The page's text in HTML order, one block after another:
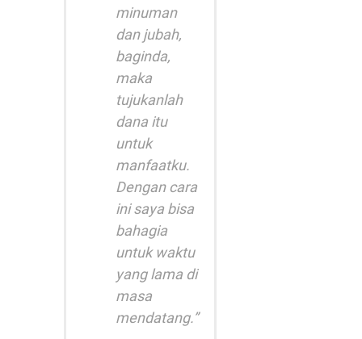
minuman
dan jubah,
baginda,
maka
tujukanlah
dana itu
untuk
manfaatku.
Dengan cara
ini saya bisa
bahagia
untuk waktu
yang lama di
masa
mendatang.”